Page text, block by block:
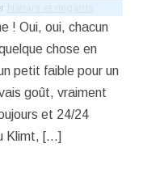
Nanars et ringards
! Oui, oui, chacun
chose en
petit faible pour un
goût, vraiment
et 24/24
Klimt, […]